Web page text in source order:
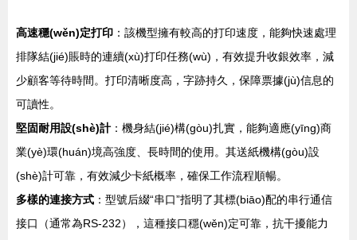
高速穩(wěn)定打印 ：該機型擁有較高的打印速度，能夠快速處理
排隊結(jié)賬時的連續(xù)打印任務(wù)，有效提升收銀效率，減
少顧客等待時間。打印清晰度高，字跡持久，保障票據(jù)信息的
可讀性。
堅固耐用設(shè)計：機身結(jié)構(gòu)扎實，能夠適應(yīng)商
業(yè)環(huán)境高強度、長時間的使用。其送紙機構(gòu)設
(shè)計可靠，有效減少卡紙概率，確保工作流程順暢。
多樣的連接方式 ：型號后綴“串口”指明了其標(biāo)配的串行通信
接口（通常為RS-232），這種接口穩(wěn)定可靠，抗干擾能力